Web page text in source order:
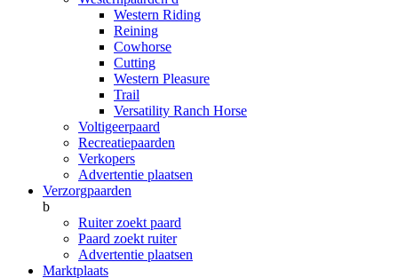
Western Riding
Reining
Cowhorse
Cutting
Western Pleasure
Trail
Versatility Ranch Horse
Voltigeerpaard
Recreatiepaarden
Verkopers
Advertentie plaatsen
Verzorgpaarden
b
Ruiter zoekt paard
Paard zoekt ruiter
Advertentie plaatsen
Marktplaats